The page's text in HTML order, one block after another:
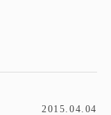
2015.04.04